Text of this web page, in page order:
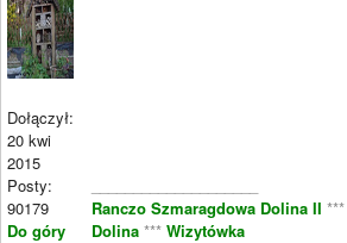
Dołączył:
20 kwi
2015
Posty:
90179
Do góry
Ranczo Szmaragdowa Dolina II ***
Dolina *** Wizytówka